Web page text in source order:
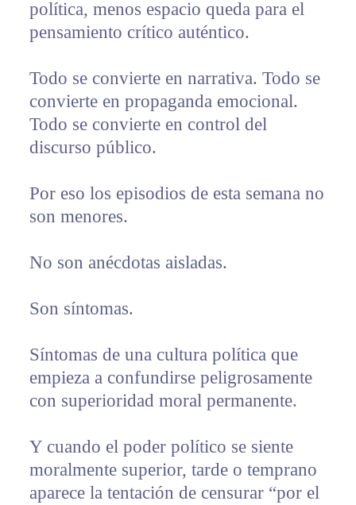
política, menos espacio queda para el
pensamiento crítico auténtico.
Todo se convierte en narrativa. Todo se
convierte en propaganda emocional.
Todo se convierte en control del
discurso público.
Por eso los episodios de esta semana no
son menores.
No son anécdotas aisladas.
Son síntomas.
Síntomas de una cultura política que
empieza a confundirse peligrosamente
con superioridad moral permanente.
Y cuando el poder político se siente
moralmente superior, tarde o temprano
aparece la tentación de censurar “por el